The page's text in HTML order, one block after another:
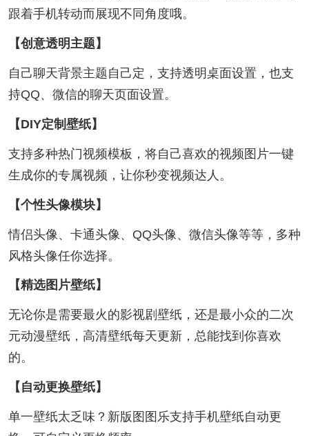
跟着手机转动而展现不同角度哦。
【创意透明主题】
自己聊天背景主题自己定，支持透明桌面设置，也支
持QQ、微信的聊天页面设置。
【DIY定制壁纸】
支持多种热门视频模板，将自己喜欢的视频图片一键
生成你的专属视频，让你秒变视频达人。
【个性头像模块】
情侣头像、卡通头像、QQ头像、微信头像等等，多种
风格头像任你选择。
【精选图片壁纸】
无论你是需要最火的影视剧壁纸，还是最小众的二次
元动漫壁纸，高清壁纸每天更新，总能找到你喜欢
的。
【自动更换壁纸】
单一壁纸太乏味？新版图图乐支持手机壁纸自动更